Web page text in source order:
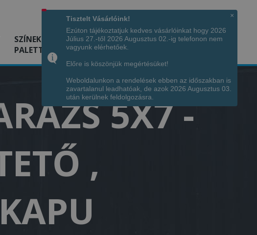
Hívjon minket!
SZÍNEK
PALETTÁJA
KÉPGALÉRIA INFÓ ELÉRHETŐSÉG
5X7 -
,
×
Tisztelt Vásárlóink!
Ezúton tájékoztatjuk kedves vásárlóinkat hogy 2026
Július 27.-től 2026 Augusztus 02.-ig telefonon nem
vagyunk elérhetőek.
Előre is köszönjük megértésüket!
Weboldalunkon a rendelések ebben az időszakban is
zavartalanul leadhatóak, de azok 2026 Augusztus 03.
után kerülnek feldolgozásra.